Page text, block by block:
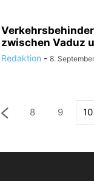
zwischen Vaduz
Redaktion - 8.
8 9 10